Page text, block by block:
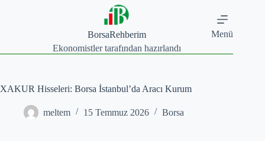
BorsaRehberim
Ekonomistler tarafından hazırlandı
Menü
XAKUR Hisseleri: Borsa İstanbul’da Aracı Kurum
meltem 15 Temmuz 2026 Borsa